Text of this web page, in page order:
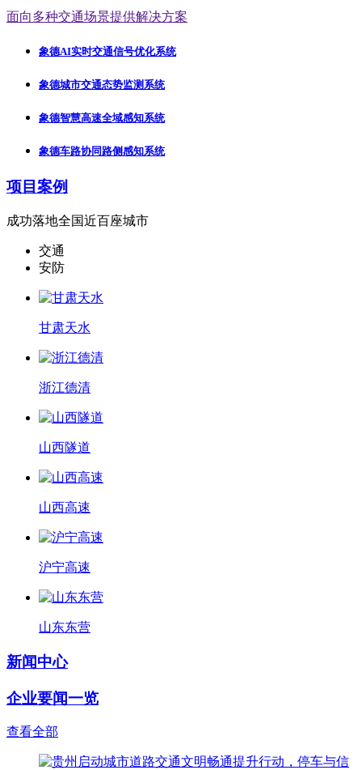
面向多种交通场景提供解决方案
象德AI实时交通信号优化系统
象德城市交通态势监测系统
象德智慧高速全域感知系统
象德车路协同路侧感知系统
项目案例
成功落地全国近百座城市
交通
安防
甘肃天水
浙江德清
山西隧道
山西高速
沪宁高速
山东东营
新闻中心
企业要闻一览
查看全部